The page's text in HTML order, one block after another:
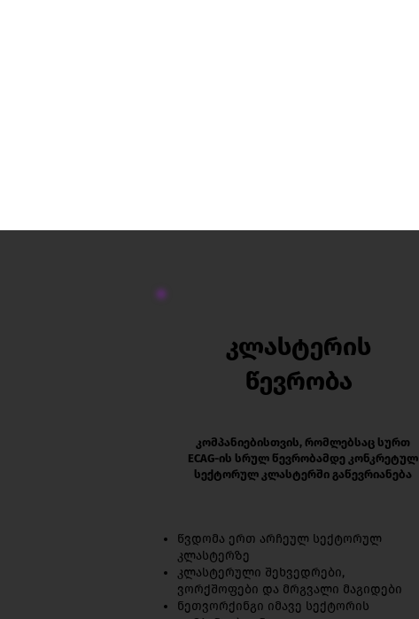
კლასტერის
წევრობა
კომპანიებისთვის, რომლებსაც სურთ
ECAG-ის სრულ წევრობამდე კონკრეტულ
სექტორულ კლასტერში გაწევრიანება
წვდომა ერთ არჩეულ სექტორულ
კლასტერზე
კლასტერული შეხვედრები,
ვორქშოფები და მრგვალი მაგიდები
ნეთვორქინგი იმავე სექტორის